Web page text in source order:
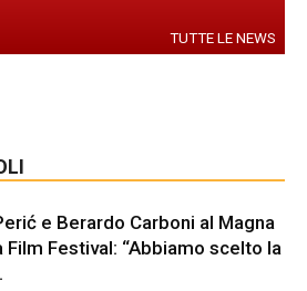
TUTTE LE NEWS
e Berardo Carboni al Magna
Film Festival: “Abbiamo scelto la